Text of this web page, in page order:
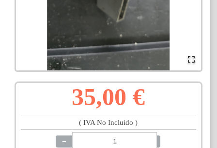
35,00 €
( IVA No Incluido )
−